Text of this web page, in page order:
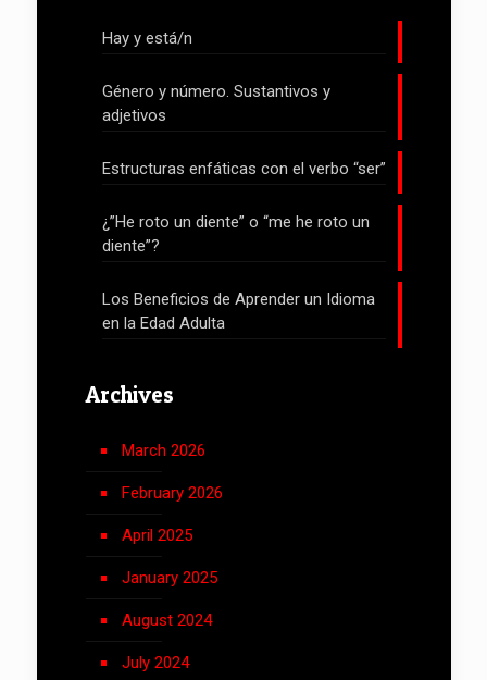
Hay y está/n
Género y número. Sustantivos y
adjetivos
Estructuras enfáticas con el verbo “ser”
¿”He roto un diente” o “me he roto un
diente”?
Los Beneficios de Aprender un Idioma
en la Edad Adulta
Archives
March 2026
February 2026
April 2025
January 2025
August 2024
July 2024